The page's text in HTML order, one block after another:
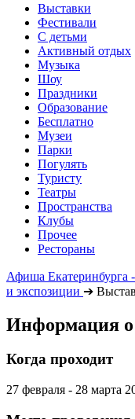
Выставки
Фестивали
С детьми
Активный отдых
Музыка
Шоу
Праздники
Образование
Бесплатно
Музеи
Парки
Погулять
Туристу
Театры
Пространства
Клубы
Прочее
Рестораны
Афиша Екатеринбурга -
и экспозиции ➔
Информация
Когда проходит
27 февраля - 28 марта